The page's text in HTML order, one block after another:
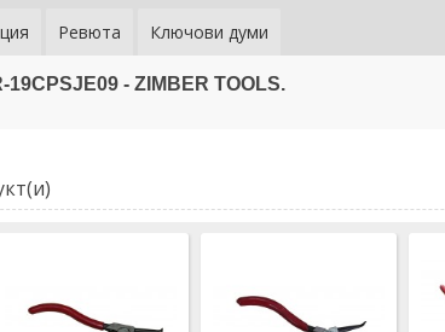
Ревюта Ключови думи
- ZIMBER TOOLS.